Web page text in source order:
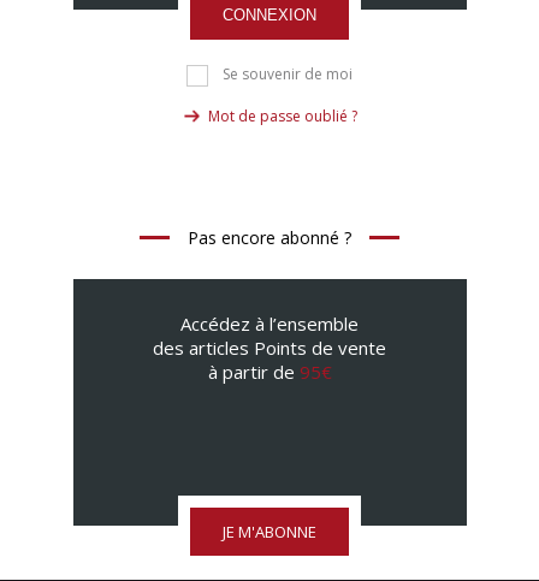
CONNEXION
Se souvenir de moi
Mot de passe oublié ?
Pas encore abonné ?
Accédez à l’ensemble
des articles Points de vente
à partir de 95€
JE M'ABONNE